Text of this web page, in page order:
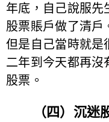
年底，自己說服先
股票賬戶做了清戶
但是自己當時就是
二年到今天都再沒
股票。
（四）沉迷股